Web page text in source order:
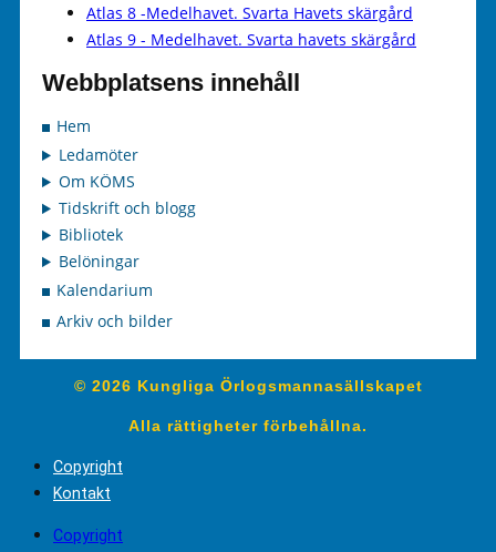
Atlas 8 -Medelhavet. Svarta Havets skärgård
Atlas 9 - Medelhavet. Svarta havets skärgård
Webbplatsens innehåll
Hem
Ledamöter
Om KÖMS
Tidskrift och blogg
Bibliotek
Belöningar
Kalendarium
Arkiv och bilder
© 2026 Kungliga Örlogsmannasällskapet
Alla rättigheter förbehållna.
Copyright
Kontakt
Copyright